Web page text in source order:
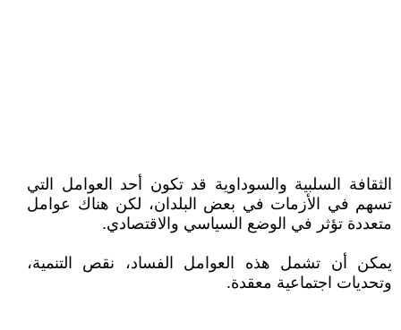
الثقافة السلبية والسوداوية قد تكون أحد العوامل التي
تسهم في الأزمات في بعض البلدان، لكن هناك عوامل
متعددة تؤثر في الوضع السياسي والاقتصادي.
يمكن أن تشمل هذه العوامل الفساد، نقص التنمية،
وتحديات اجتماعية معقدة.